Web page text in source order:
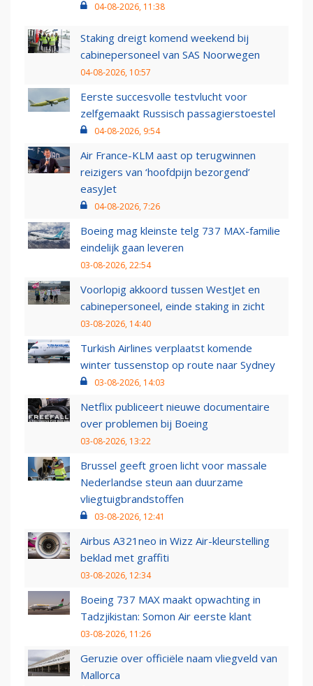
04-08-2026, 11:38
Staking dreigt komend weekend bij
cabinepersoneel van SAS Noorwegen
04-08-2026, 10:57
Eerste succesvolle testvlucht voor
zelfgemaakt Russisch passagierstoestel
04-08-2026, 9:54
Air France-KLM aast op terugwinnen
reizigers van ‘hoofdpijn bezorgend’
easyJet
04-08-2026, 7:26
Boeing mag kleinste telg 737 MAX-familie
eindelijk gaan leveren
03-08-2026, 22:54
Voorlopig akkoord tussen WestJet en
cabinepersoneel, einde staking in zicht
03-08-2026, 14:40
Turkish Airlines verplaatst komende
winter tussenstop op route naar Sydney
03-08-2026, 14:03
Netflix publiceert nieuwe documentaire
over problemen bij Boeing
03-08-2026, 13:22
Brussel geeft groen licht voor massale
Nederlandse steun aan duurzame
vliegtuigbrandstoffen
03-08-2026, 12:41
Airbus A321neo in Wizz Air-kleurstelling
beklad met graffiti
03-08-2026, 12:34
Boeing 737 MAX maakt opwachting in
Tadzjikistan: Somon Air eerste klant
03-08-2026, 11:26
Geruzie over officiële naam vliegveld van
Mallorca